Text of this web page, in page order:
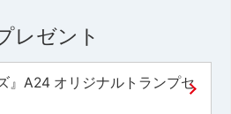
レゼント
』A24 オリジナルトランプセ